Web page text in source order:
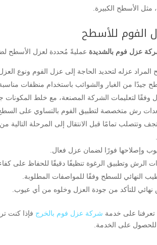
مثل الأسطح الكبيرة.
الفوم للأسطح
عزل فوم بالشديدة عمليةً مُحددة لعزل الأسطح
المراد عزله لتحديد الحاجة إلى عزل الفوم ونوع
جيدًا من الغبار والشوائب باستخدام منظفات
وفقًا لتعليمات الشركة المصنعة، مع خلط المكونات
رش متخصصة لتطبيق الفوم بالتساوي على
وتتصلب تمامًا قبل الانتقال إلى المرحلة
وإصلاحها فورًا لضمان عزل فعال.
الرش وتطبيق الرغوة تنظيفًا دقيقًا للحفاظ على
النهائي للسطح وفقًا للمواصفات المطلوبة.
للتأكد من جودة العزل وخلوه من أي عيوب.
تعرفنا على خدمة شركة عزل فوم بالخرج فإذا كنت
للحصول على الخدمة.